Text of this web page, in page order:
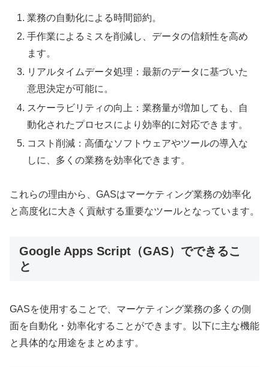
業務の自動化による時間節約。
手作業によるミスを削減し、データの信頼性を高め
ます。
リアルタイムデータ処理：最新のデータに基づいた
意思決定が可能に。
スケーラビリティの向上：業務量が増加しても、自
動化されたプロセスにより効率的に対応できます。
コスト削減：高価なソフトウェアやツールの導入な
しに、多くの業務を効率化できます。
これらの理由から、GASはマーケティング業務の効率化
と高度化に大きく貢献する重要なツールとなっています。
Google Apps Script（GAS）でできるこ
と
GASを使用することで、マーケティング業務の多くの側
面を自動化・効率化することができます。以下に主な機能
と具体的な用途をまとめます。